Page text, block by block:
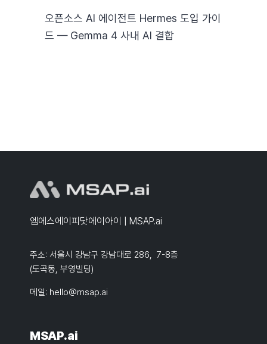
Search
오픈소스 AI 에이전트 Hermes 도입 가이
드 — Gemma 4 사내 AI 결합
엠에스에이피닷에이아이 | MSAP.ai
주소: 서울시 강남구 강남대로 286, 7-8층
(도곡동, 부영빌딩)
메일: hello@msap.ai
MSAP.ai